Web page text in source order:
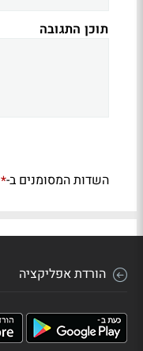
תוכן התגובה
השדות המסומנים ב-*
הורדת אפליקציה